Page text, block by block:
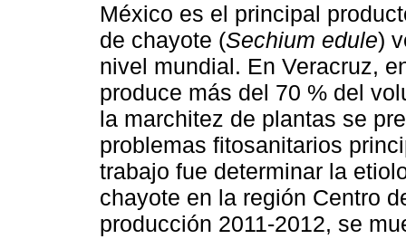
México es el principal
de chayote (Sechium edule)
nivel mundial. En Veracruz,
produce más del 70 % del
la marchitez de plantas se
problemas fitosanitarios
trabajo fue determinar la
chayote en la región Centro
producción 2011-2012, se